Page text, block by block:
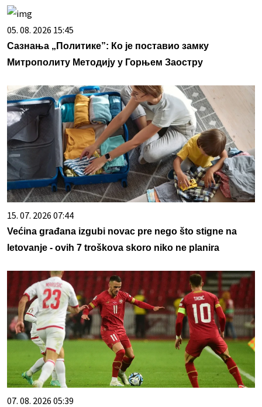
05. 08. 2026 15:45
Сазнања „Политике”: Ко је поставио замку
Митрополиту Методију у Горњем Заостру
15. 07. 2026 07:44
Većina građana izgubi novac pre nego što stigne na
letovanje - ovih 7 troškova skoro niko ne planira
07. 08. 2026 05:39